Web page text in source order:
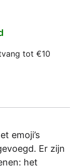
tot €10
emoji’s
Er zijn
het